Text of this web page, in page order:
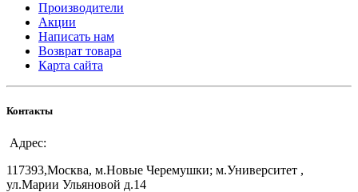
Производители
Акции
Написать нам
Возврат товара
Карта сайта
Контакты
Адрес:
117393,Москва, м.Новые Черемушки; м.Университет ,
ул.Марии Ульяновой д.14